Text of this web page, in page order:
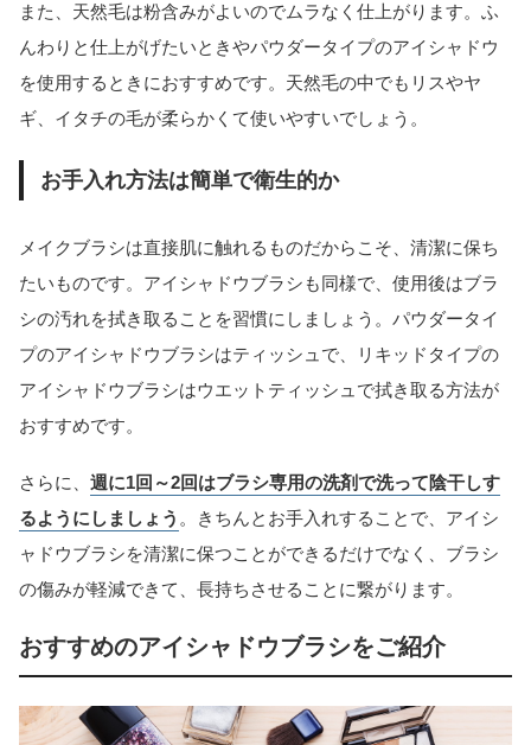
また、天然毛は粉含みがよいのでムラなく仕上がります。ふ
んわりと仕上がげたいときやパウダータイプのアイシャドウ
を使用するときにおすすめです。天然毛の中でもリスやヤ
ギ、イタチの毛が柔らかくて使いやすいでしょう。
お手入れ方法は簡単で衛生的か
メイクブラシは直接肌に触れるものだからこそ、清潔に保ち
たいものです。アイシャドウブラシも同様で、使用後はブラ
シの汚れを拭き取ることを習慣にしましょう。パウダータイ
プのアイシャドウブラシはティッシュで、リキッドタイプの
アイシャドウブラシはウエットティッシュで拭き取る方法が
おすすめです。
さらに、 週に1回～2回はブラシ専用の洗剤で洗って陰干しす
るようにしましょう 。きちんとお手入れすることで、アイシ
ャドウブラシを清潔に保つことができるだけでなく、ブラシ
の傷みが軽減できて、長持ちさせることに繋がります。
おすすめのアイシャドウブラシをご紹介